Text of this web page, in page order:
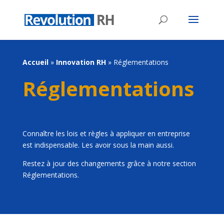
Accueil» Innovation RH» Réglementations
Réglementations
Connaître les lois et règles à appliquer en entreprise
est indispensable. Les avoir sous la main aussi.
Restez à jour des changements grâce à notre section
Réglementations.